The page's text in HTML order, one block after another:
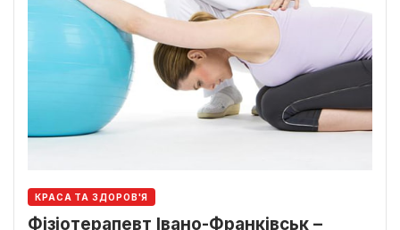
КРАСА ТА ЗДОРОВ'Я
Фізіотерапевт Івано-Франківськ –